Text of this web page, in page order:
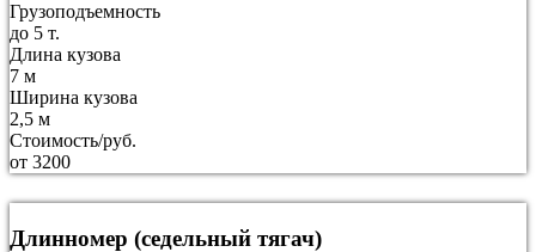
Грузоподъемность
до 5 т.
Длина кузова
7 м
Ширина кузова
2,5 м
Стоимость/руб.
от 3200
Длинномер (седельный тягач)